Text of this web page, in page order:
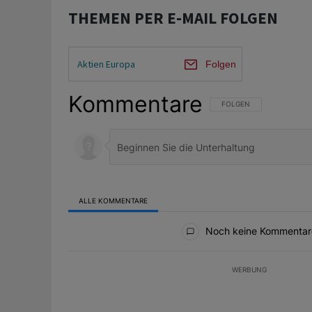
THEMEN PER E-MAIL FOLGEN
Aktien Europa Folgen
Kommentare FOLGE DIESER
FOLGEN
ALLE KOMMENTARE
Noch keine
WERBUNG